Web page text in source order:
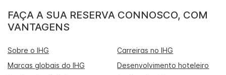
FAÇA A SUA RESERVA CONNOSCO, COM
VANTAGENS
Sobre o IHG
Carreiras no IHG
Marcas globais do IHG
Desenvolvimento hoteleiro